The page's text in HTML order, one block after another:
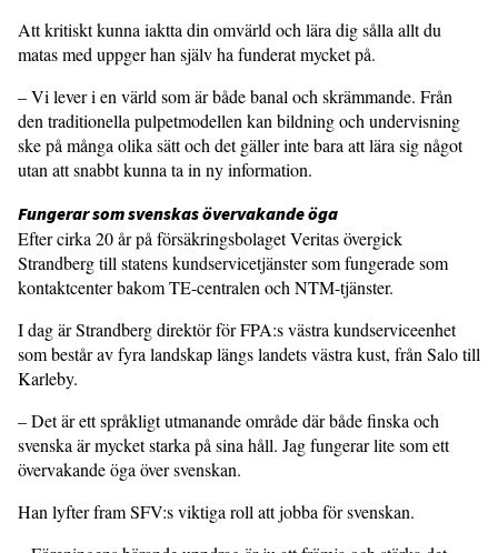
Att kritiskt kunna iaktta din omvärld och lära dig sålla allt du
matas med uppger han själv ha funderat mycket på.
– Vi lever i en värld som är både banal och skrämmande. Från
den traditionella pulpetmodellen kan bildning och undervisning
ske på många olika sätt och det gäller inte bara att lära sig något
utan att snabbt kunna ta in ny information.
Fungerar som svenskas övervakande öga
Efter cirka 20 år på försäkringsbolaget Veritas övergick
Strandberg till statens kundservicetjänster som fungerade som
kontaktcenter bakom TE-centralen och NTM-tjänster.
I dag är Strandberg direktör för FPA:s västra kundserviceenhet
som består av fyra landskap längs landets västra kust, från Salo till
Karleby.
– Det är ett språkligt utmanande område där både finska och
svenska är mycket starka på sina håll. Jag fungerar lite som ett
övervakande öga över svenskan.
Han lyfter fram SFV:s viktiga roll att jobba för svenskan.